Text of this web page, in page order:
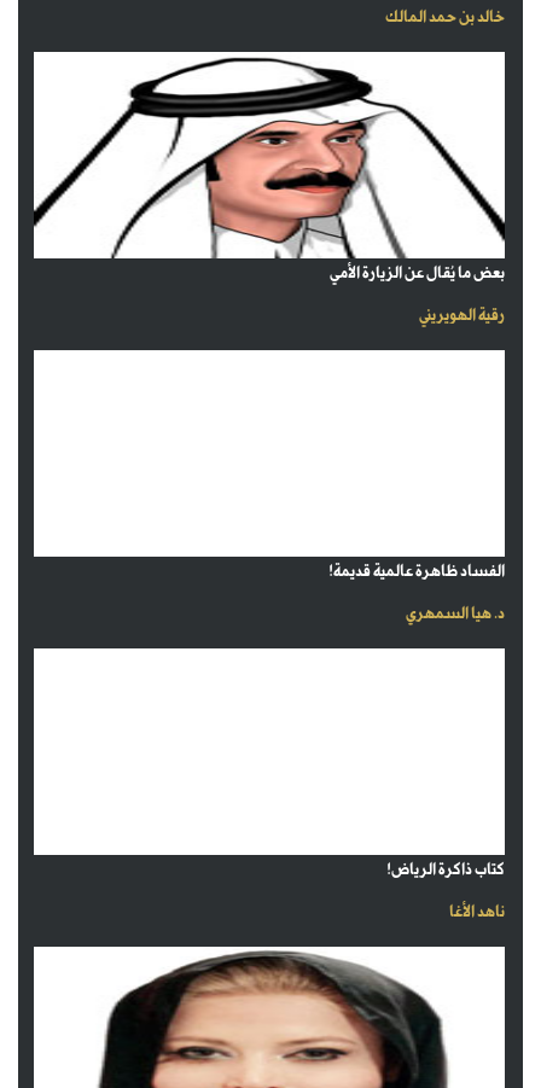
خالد بن حمد المالك
بعض ما يُقال عن الزيارة الأمي
رقية الهويريني
الفساد ظاهرة عالمية قديمة!
د. هيا السمهري
كتاب ذاكرة الرياض!
ناهد الأغا